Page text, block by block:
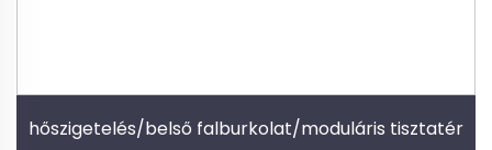
hőszigetelés/belső falburkolat/moduláris tisztatér